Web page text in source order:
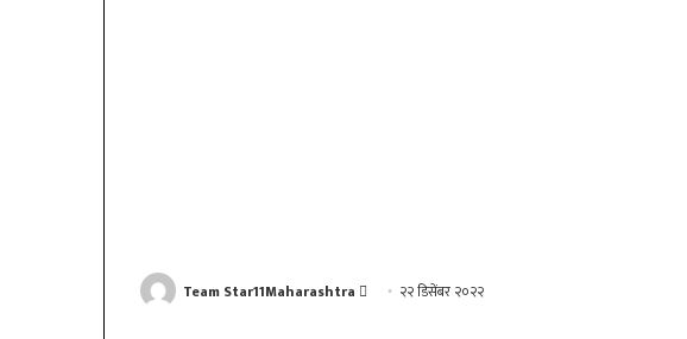
Team Star11Maharashtra
Send २२ डिसेंबर २०२२